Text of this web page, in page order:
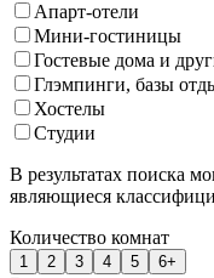
Апарт-отели
Мини-гостиницы
Гостевые дома и
Глэмпинги, базы
Хостелы
Студии
В результатах поиска
являющиеся
Количество комнат
1 2 3 4 5 6+